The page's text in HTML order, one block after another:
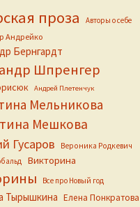
проза Авторы о себе
Андрейко
Бернгардт
Шпренгер
Андрей Плетенчук
Мельникова
Мешкова
Гусаров
Вероника Родкевич
Викторина
Все про Новый год
Тырышкина Елена Понкратова